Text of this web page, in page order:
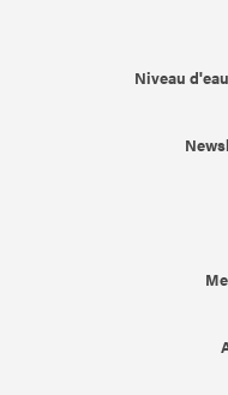
Niveau